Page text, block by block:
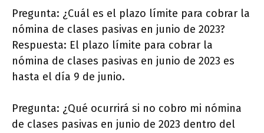
Pregunta: ¿Cuál es el plazo límite para cobrar la
nómina de clases pasivas en junio de 2023?
Respuesta: El plazo límite para cobrar la
nómina de clases pasivas en junio de 2023 es
hasta el día 9 de junio.
Pregunta: ¿Qué ocurrirá si no cobro mi nómina
de clases pasivas en junio de 2023 dentro del